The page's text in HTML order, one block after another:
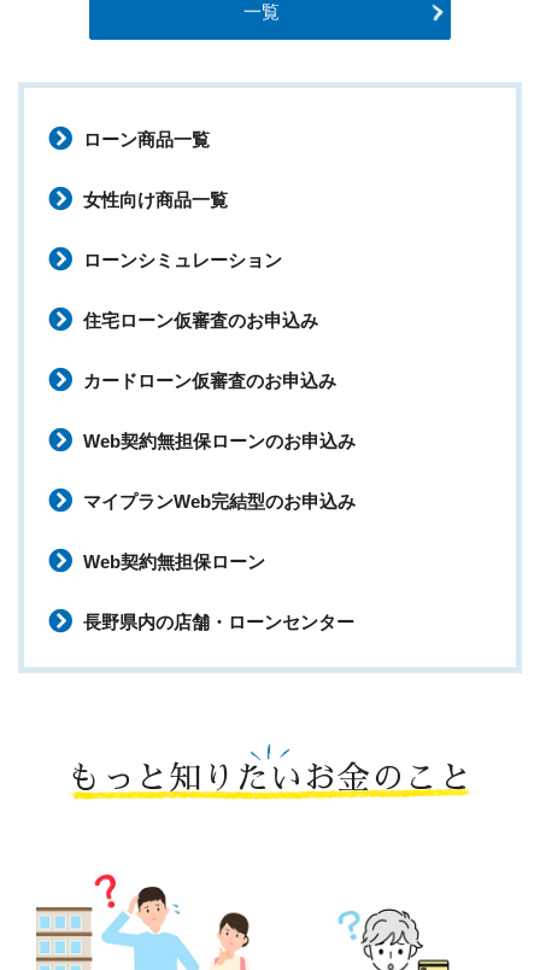
一覧
ローン商品一覧
女性向け商品一覧
ローンシミュレーション
住宅ローン仮審査のお申込み
カードローン仮審査のお申込み
Web契約無担保ローンのお申込み
マイプランWeb完結型のお申込み
Web契約無担保ローン
長野県内の店舗・ローンセンター
もっと知りたいお金のこと